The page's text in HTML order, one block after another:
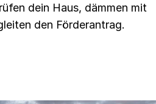
dein Haus, dämmen mit
den Förderantrag.